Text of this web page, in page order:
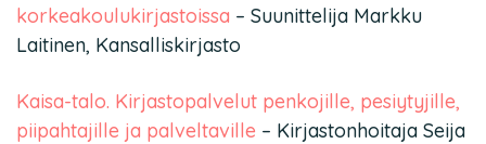
korkeakoulukirjastoissa – Suunittelija Markku
Laitinen, Kansalliskirjasto
Kaisa-talo. Kirjastopalvelut penkojille, pesiytyjille,
piipahtajille ja palveltaville – Kirjastonhoitaja Seija